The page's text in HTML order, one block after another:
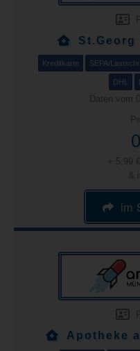
St.Georg
Kreditkarte SEPA/
DHL
Daten vom
+ 5,99
&
im
Apotheke